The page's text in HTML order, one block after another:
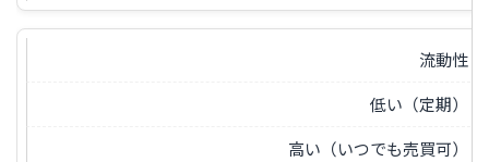
流動性
低い（定期）
高い（いつでも売買可）